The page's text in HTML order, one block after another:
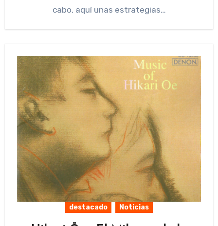
cabo, aquí unas estrategias…
destacado Noticias